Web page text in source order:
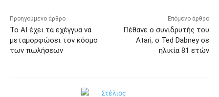
Προηγούμενο άρθρο
Το AI έχει τα εχέγγυα να
μεταμορφώσει τον κόσμο
των πωλήσεων
Επόμενο άρθρο
Πέθανε ο συνιδρυτής του
Atari, ο Ted Dabney σε
ηλικία 81 ετών